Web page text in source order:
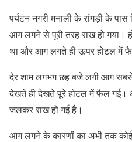
पर्यटन नगरी मनाली के रांगड़ी के
आग लगने से पूरी तरह राख हो गया।
था और आग लगते ही ऊपर होटल में
देर शाम लगभग छह बजे लगी आग
देखते ही देखते पूरे होटल में फैल गई।
जलकर राख हो गई है।
आग लगने के कारणों का अभी तक